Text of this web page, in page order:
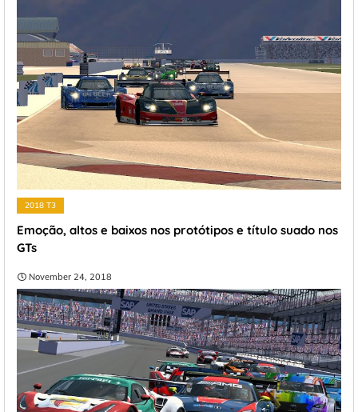
2018 T3
Emoção, altos e baixos nos protótipos e título suado nos
GTs
November 24, 2018